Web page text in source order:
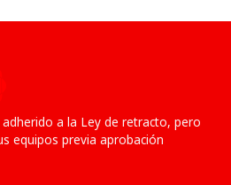
a la Ley de retracto, pero
equipos previa aprobación